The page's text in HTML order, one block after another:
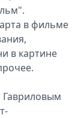
в фильме
в картине